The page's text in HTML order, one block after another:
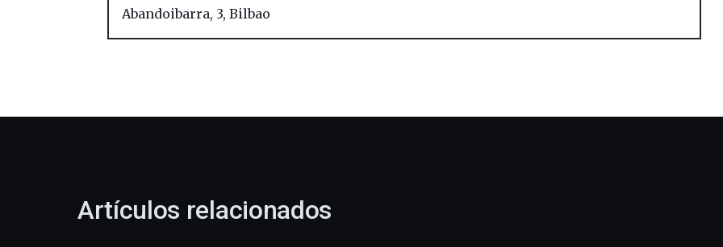
Abandoibarra, 3,Bilbao
Artículos relacionados